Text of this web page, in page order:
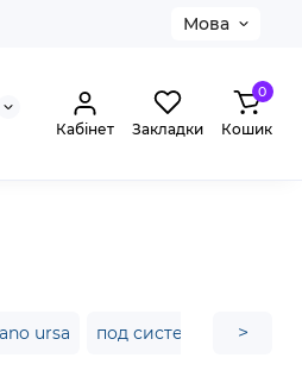
Мова
Кабінет Закладки
0
Кошик
ursa под система voopoo
>